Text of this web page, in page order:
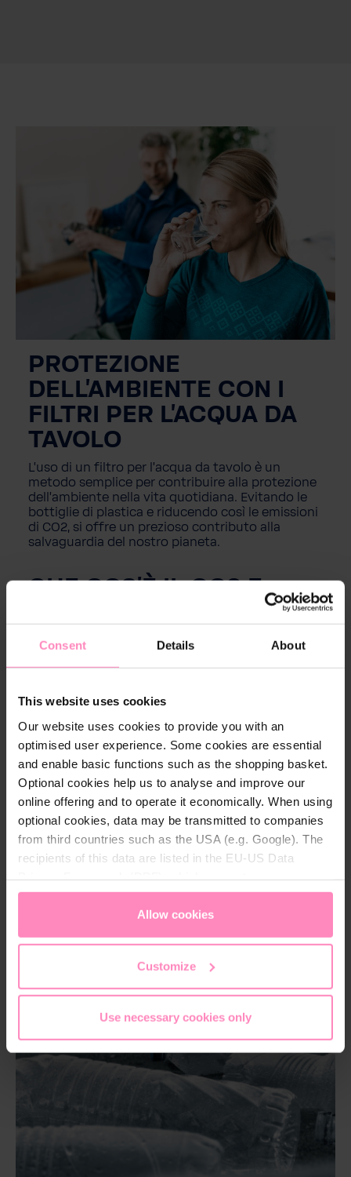
Consent Details About
This website uses cookies
Our website uses cookies to provide you with an
optimised user experience. Some cookies are essential
and enable basic functions such as the shopping basket.
Optional cookies help us to analyse and improve our
online offering and to operate it economically. When using
optional cookies, data may be transmitted to companies
from third countries such as the USA (e.g. Google). The
recipients of this data are listed in the EU-US Data
appropriate level of data protection. You canaccept all
only allow necessary cookies
access and change your chosen setting at any time in
Allow cookies
Customize
Use necessary cookies only
PROTEZIONE
DELL'AMBIENTE CON I
FILTRI PER L'ACQUA DA
TAVOLO
L'uso di un filtro per l'acqua da tavolo è un
metodo semplice per contribuire alla protezione
dell'ambiente nella vita quotidiana. Evitando le
bottiglie di plastica e riducendo così le emissioni
di CO2, si offre un prezioso contributo alla
salvaguardia del nostro pianeta.
CHE COS'È IL CO2 E
COME SI PRODUCE?
Il biossido di carbonio (CO2) è un gas
essenziale nel nostro sistema climatico come
prodotto principalmente dalla combustione di
naturale, nonché da processi come la produzione
di cemento e altre attività industriali. Il CO2 è
anche un fattore chiave dell'effetto serra
contribuisce al riscaldamento globale.